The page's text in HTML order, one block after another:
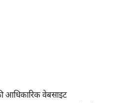
वेबसाइट